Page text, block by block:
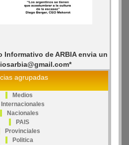
Informativo de ARBIA envia un
agrupadas
Medios
Internacionales
Nacionales
PAIS
Provinciales
Politica